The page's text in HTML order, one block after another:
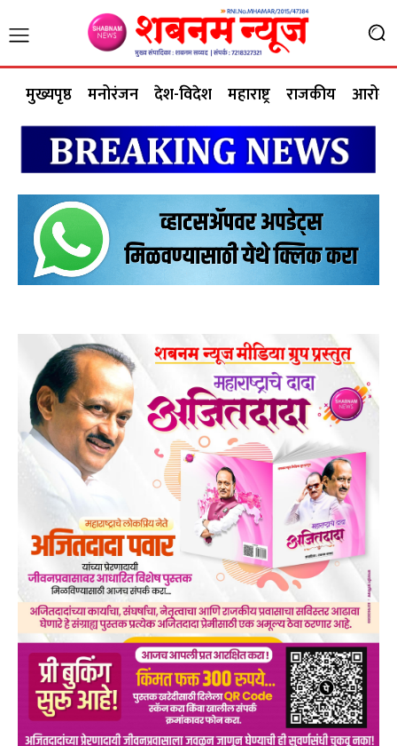
मुख्यपृष्ठ मनोरंजन देश-विदेश महाराष्ट्र राजकीय आरोग्य